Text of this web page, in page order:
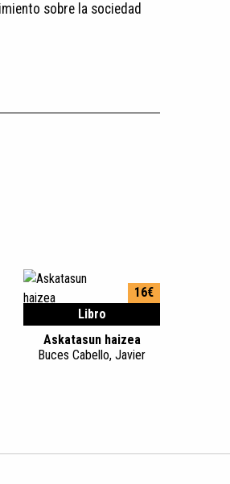
sobre la sociedad
Libro
16€
Askatasun haizea
Buces Cabello, Javier